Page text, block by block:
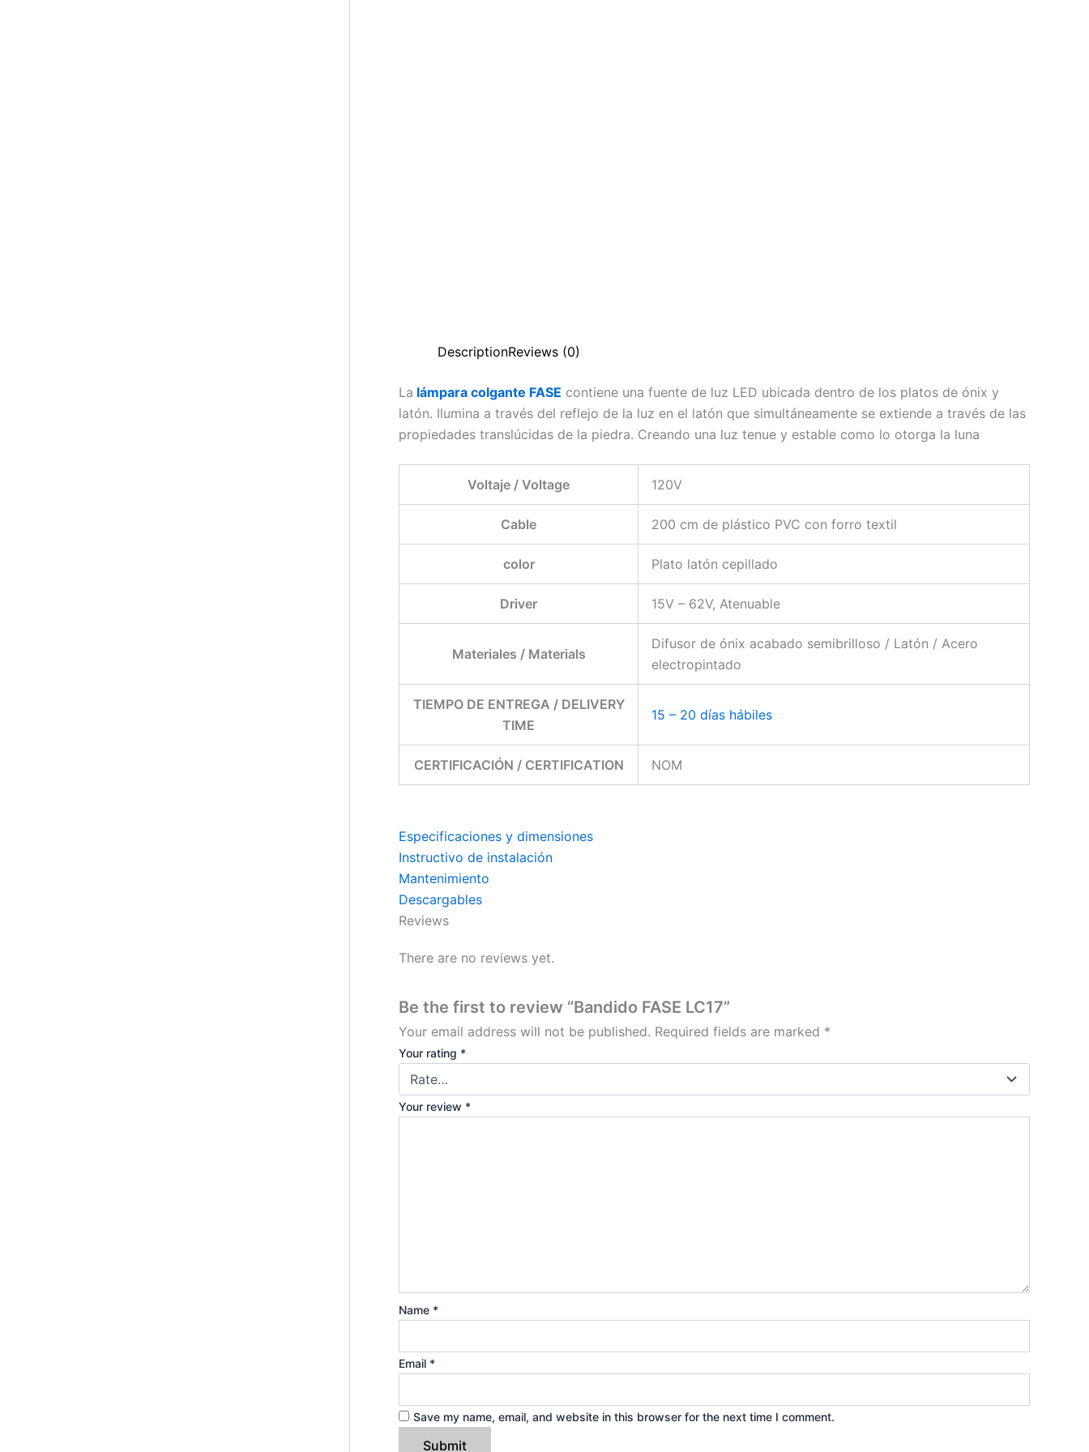
DescriptionReviews (0)
La lámpara colgante FASE contiene una fuente de luz LED ubicada dentro de los platos de ónix y
latón. Ilumina a través del reflejo de la luz en el latón que simultáneamente se extiende a través de las
propiedades translúcidas de la piedra. Creando una luz tenue y estable como lo otorga la luna
Voltaje / Voltage 120V
Cable 200 cm de plástico PVC con forro textil
color Plato latón cepillado
Driver 15V – 62V, Atenuable
Materiales / Materials
Difusor de ónix acabado semibrilloso / Latón / Acero
electropintado
TIEMPO DE ENTREGA / DELIVERY
TIME
15 – 20 días hábiles
CERTIFICACIÓN / CERTIFICATION NOM
Especificaciones y dimensiones
Instructivo de instalación
Mantenimiento
Descargables
Reviews
There are no reviews yet.
Be the first to review “Bandido FASE LC17”
Your email address will not be published. Required fields are marked *
Your rating *
Your review *
Name *
Email *
Save my name, email, and website in this browser for the next time I comment.